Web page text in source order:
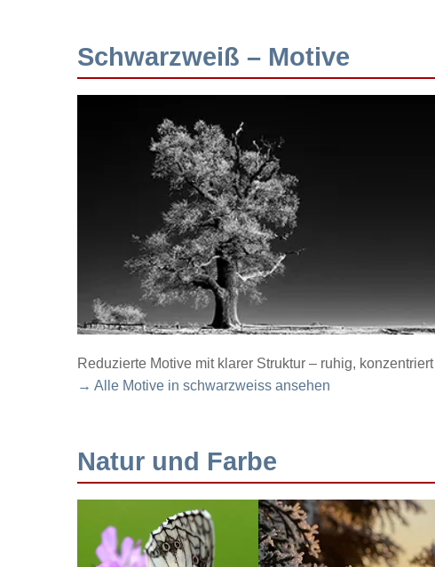
Schwarzweiß – Motive
Reduzierte Motive mit klarer Struktur – ruhig,
→ Alle Motive in schwarzweiss ansehen
Natur und Farbe